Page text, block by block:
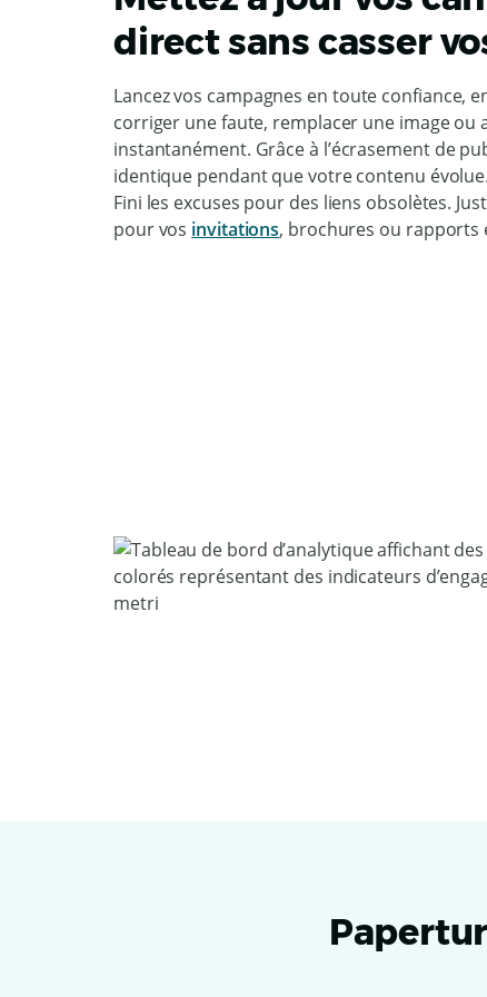
direct sans casser
Lancez vos campagnes en toute confiance,
corriger une faute, remplacer une image ou
instantanément. Grâce à l’écrasement de
identique pendant que votre contenu évolue.
Fini les excuses pour des liens obsolètes.
pour vos invitations, brochures ou rapports